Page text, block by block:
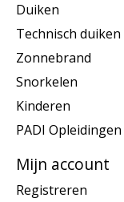
Duiken
Technisch duiken
Zonnebrand
Snorkelen
Kinderen
PADI Opleidingen
Mijn account
Registreren